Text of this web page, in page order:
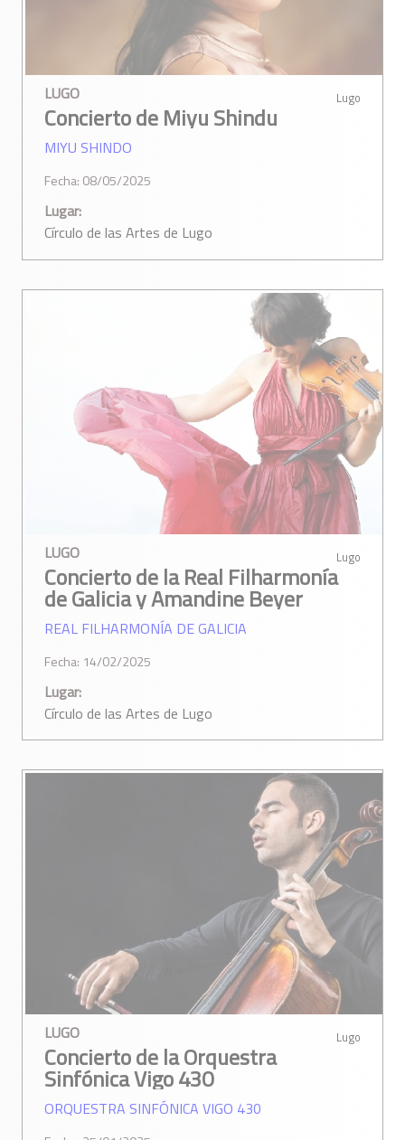
Lugo
LUGO
Concierto de Miyu Shindu
MIYU SHINDO
Fecha: 08/05/2025
Lugar:
Círculo de las Artes de Lugo
Lugo
LUGO
Concierto de la Real Filharmonía
de Galicia y Amandine Beyer
REAL FILHARMONÍA DE GALICIA
Fecha: 14/02/2025
Lugar:
Círculo de las Artes de Lugo
Lugo
LUGO
Concierto de la Orquestra
Sinfónica Vigo 430
ORQUESTRA SINFÓNICA VIGO 430